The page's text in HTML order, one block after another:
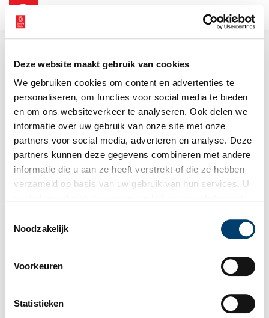
Deze website maakt gebruik van cookies
We gebruiken cookies om content en advertenties te
personaliseren, om functies voor social media te bieden
en om ons websiteverkeer te analyseren. Ook delen we
informatie over uw gebruik van onze site met onze
partners voor social media, adverteren en analyse. Deze
partners kunnen deze gegevens combineren met andere
informatie die u aan ze heeft verstrekt of die ze hebben
verzameld op basis van uw gebruik van hun services. U
Noodzakelijk
Voorkeuren
Statistieken